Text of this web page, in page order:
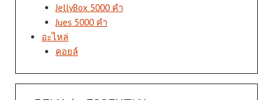
JellyBox 5000 คำ
Jues 5000 คำ
อะไหล่
คอยล์